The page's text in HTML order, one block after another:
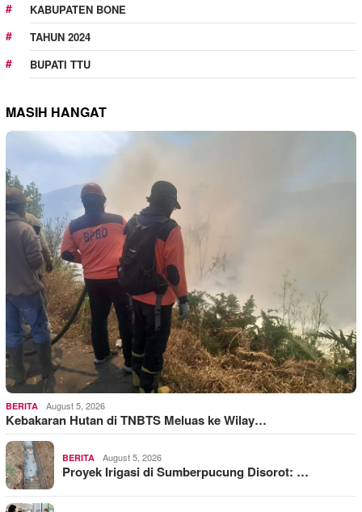
KABUPATEN BONE
TAHUN 2024
BUPATI TTU
MASIH HANGAT
BERITA August 5, 2026
Kebakaran Hutan di TNBTS Meluas ke Wilay…
BERITA August 5, 2026
Proyek Irigasi di Sumberpucung Disorot: …